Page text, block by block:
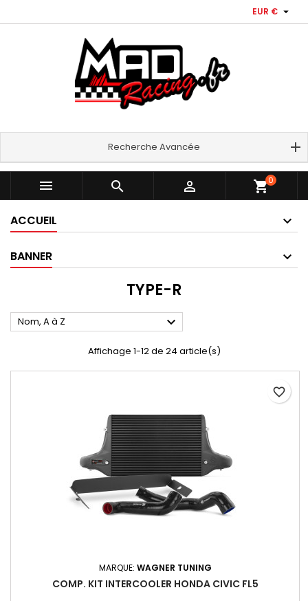
EUR € 
Recherche Avancée
   shopping_cart0
ACCUEIL
BANNER
TYPE-R
Nom, A à Z 
Affichage 1-12 de 24 article(s)
MARQUE: WAGNER TUNING
COMP. KIT INTERCOOLER HONDA CIVIC FL5
favorite_border